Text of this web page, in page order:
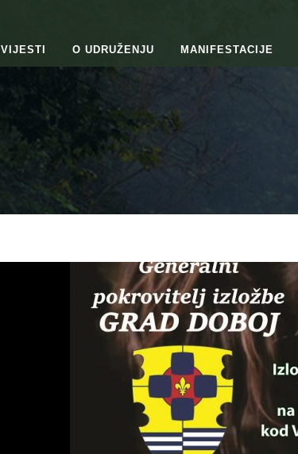
VIJESTI O UDRUŽENJU MANIFESTACIJE